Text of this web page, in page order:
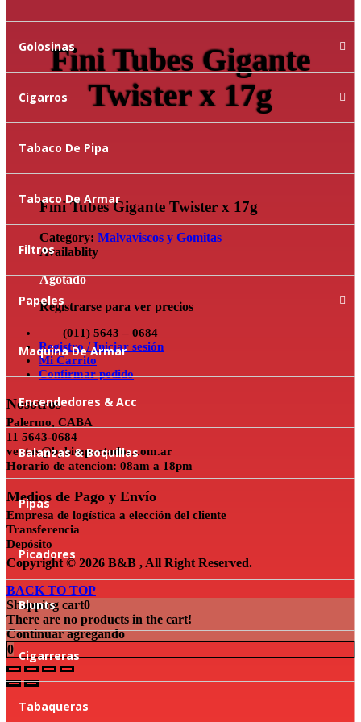
Golosinas
Cigarros
Tabaco De Pipa
Tabaco De Armar
Filtros
Papeles
Maquina De Armar
Encendedores & Acc
Balanzas & Boquillas
Pipas
Picadores
Blunts
Cigarreras
Tabaqueras
Fini Tubes Gigante
Twister x 17g
Fini Tubes Gigante Twister x 17g
Category: Malvaviscos y Gomitas
Availablity
Agotado
Registrarse para ver precios
(011) 5643 – 0684
Registro / Iniciar sesión
Mi Carrito
Confirmar pedido
Nosotros
Palermo, CABA
11 5643-0684
ventas@bybimportados.com.ar
Horario de atencion: 08am a 18pm
Medios de Pago y Envío
Empresa de logística a elección del cliente
Transferencia
Depósito
Copyright © 2026 B&B , All Right Reserved.
BACK TO TOP
Shopping cart0
There are no products in the cart!
Continuar agregando
0